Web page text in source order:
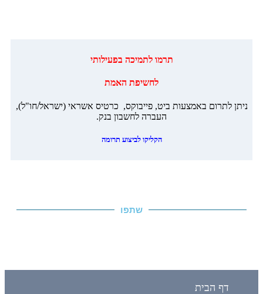
‏תרמו לתמיכה בפעילותי
לחשיפת האמת
ניתן לתרום באמצעות ביט, פייבוקס, כרטיס אשראי (ישראל/חו"ל),
העברה לחשבון בנק.
הקליקו לביצוע תרומה
שתפו
דף הבית